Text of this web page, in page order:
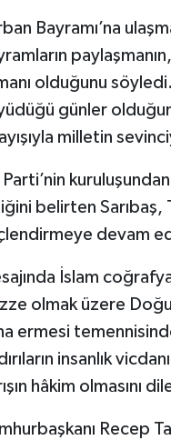
Bayramı’na
olduğunu
günler
milletin
belirten Sarıbaş,
devam
İslam
olmak üzere Doğu
ermesi
insanlık
hâkim olmasını
Recep